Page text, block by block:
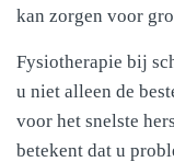
kan zorgen voor
Fysiotherapie bij
u niet alleen de
voor het snelste
betekent dat u